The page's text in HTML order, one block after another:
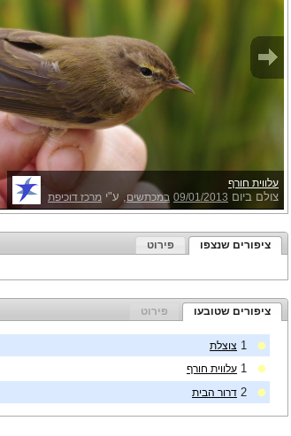
עלווית חורף
צולם ביום 09/01/2013 במכתשים, ע"י מרכז דוכיפת
ציפורים שנצפו פירוט
ציפורים שטובעו פירוט
1 צוצלת
1 עלווית חורף
2 דרור הבית